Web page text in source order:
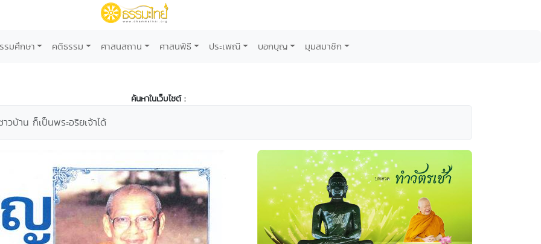
รมศึกษา คติธรรม ศาสนสถาน ศาสนพิธี ประเพณี บอกบุญ มุมสมาชิก
ค้นหาในเว็บไซต์ :
บ้าน ก็เป็นพระอริยเจ้าได้